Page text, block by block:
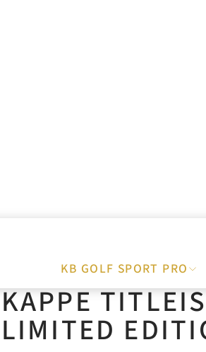
KB GOLF SPORT PRO
KAPPE
LIMITED